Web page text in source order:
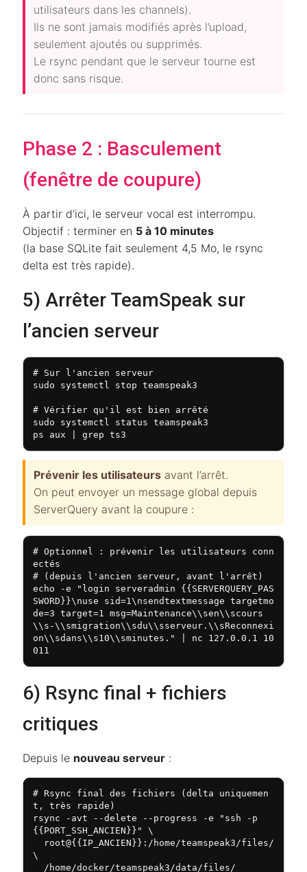
utilisateurs dans les channels).
Ils ne sont jamais modifiés après l’upload,
seulement ajoutés ou supprimés.
Le rsync pendant que le serveur tourne est
donc sans risque.
Phase 2 : Basculement
(fenêtre de coupure)
À partir d’ici, le serveur vocal est interrompu.
Objectif : terminer en 5 à 10 minutes
(la base SQLite fait seulement 4,5 Mo, le rsync
delta est très rapide).
5) Arrêter TeamSpeak sur
l’ancien serveur
# Sur l'ancien serveur
sudo systemctl stop teamspeak3
# Vérifier qu'il est bien arrêté
sudo systemctl status teamspeak3
ps aux | grep ts3
Prévenir les utilisateurs avant l’arrêt.
On peut envoyer un message global depuis
ServerQuery avant la coupure :
# Optionnel : prévenir les utilisateurs conn
ectés
# (depuis l'ancien serveur, avant l'arrêt)
echo -e "login serveradmin {{SERVERQUERY_PAS
SWORD}}\nuse sid=1\nsendtextmessage targetmo
de=3 target=1 msg=Maintenance\\sen\\scours
\\s-\\smigration\\sdu\\sserveur.\\sReconnexi
on\\sdans\\s10\\sminutes." | nc 127.0.0.1 10
011
6) Rsync final + fichiers
critiques
Depuis le nouveau serveur :
# Rsync final des fichiers (delta uniquemen
t, très rapide)
rsync -avt --delete --progress -e "ssh -p
{{PORT_SSH_ANCIEN}}" \
\